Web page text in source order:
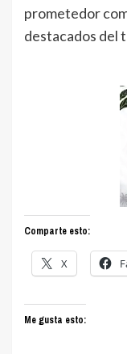
prometedor
destacados del
Comparte esto:
X
Me gusta esto: